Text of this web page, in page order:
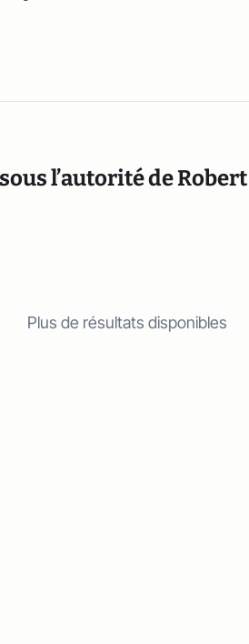
l’autorité de
Plus de résultats disponibles